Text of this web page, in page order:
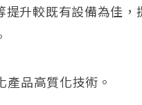
提升較既有設備為佳
產品高質化技術。